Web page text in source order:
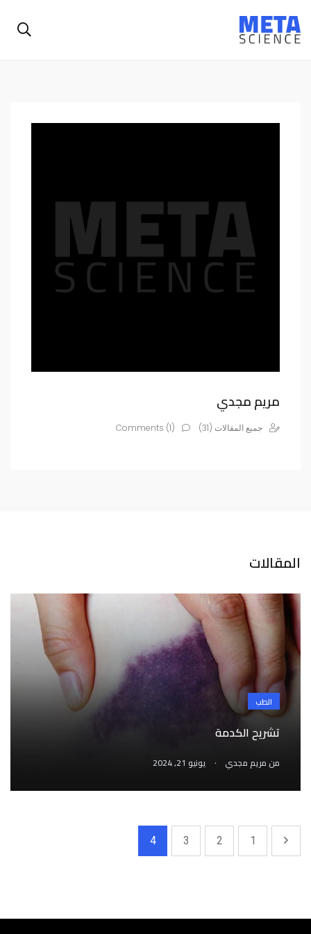
مريم مجدي
جميع المقالات (31) Comments (1)
المقالات
الطب
تشريح الكدمة
من مريم مجدي . يونيو 21, 2024
1
2
3
4